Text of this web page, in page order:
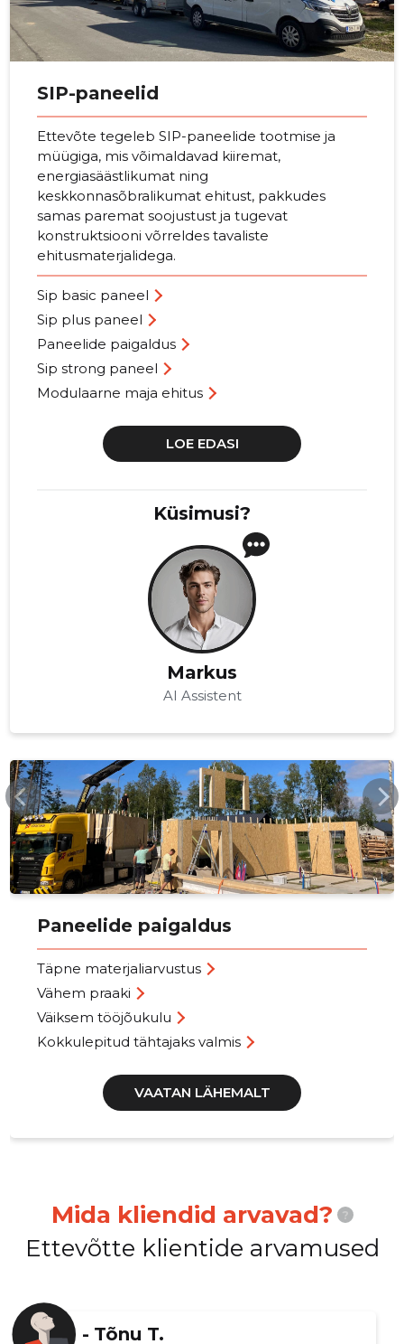
SIP-paneelid
Ettevõte tegeleb SIP-paneelide tootmise ja
müügiga, mis võimaldavad kiiremat,
energiasäästlikumat ning
keskkonnasõbralikumat ehitust, pakkudes
samas paremat soojustust ja tugevat
konstruktsiooni võrreldes tavaliste
ehitusmaterjalidega.
Sip basic paneel
Sip plus paneel
Paneelide paigaldus
Sip strong paneel
Modulaarne maja ehitus
LOE EDASI
Küsimusi?
Markus
AI Assistent
SIPNORDIC.EE
Paneelide paigaldus
Täpne materjaliarvustus
Vähem praaki
Väiksem tööjõukulu
Kokkulepitud tähtajaks valmis
VAATAN LÄHEMALT
Mida kliendid arvavad? ?
Ettevõtte klientide arvamused
- Tõnu T.